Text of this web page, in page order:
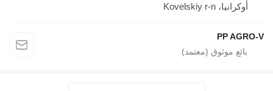
أوكرانيا، Kovelskiy r-n
PP